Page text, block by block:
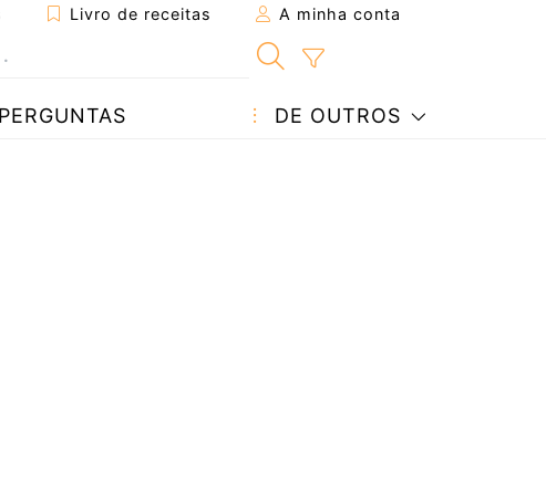
Livro de receitas A minha conta
PERGUNTAS DE OUTROS